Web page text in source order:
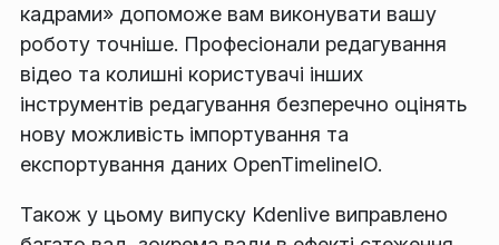
кадрами» допоможе вам виконувати вашу
роботу точніше. Професіонали редагування
відео та колишні користувачі інших
інструментів редагування безперечно оцінять
нову можливість імпортування та
експортування даних OpenTimelineIO.
Також у цьому випуску Kdenlive виправлено